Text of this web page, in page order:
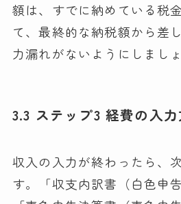
額は、すでに納めている税
て、最終的な納税額から差
力漏れがないようにしましょ
3.3 ステップ3 経費の入
収入の入力が終わったら、
す。「収支内訳書（白色申